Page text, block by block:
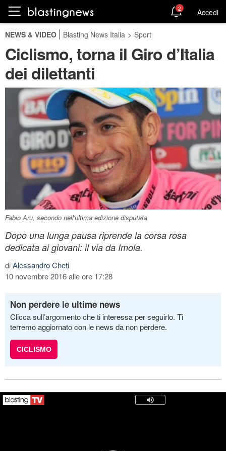
2 Accedi
NEWS & VIDEO Blasting News Italia > Sport
Ciclismo, torna il Giro d’Italia
dei dilettanti
Fabio Aru, secondo nell'ultima edizione disputata
Dopo una lunga pausa riprende la corsa rosa
dedicata ai giovani: il via da Imola.
diAlessandro Cheti
10 novembre 2016 alle ore 17:28
Non perdere le ultime news
Clicca sull’argomento che ti interessa per seguirlo. Ti
terremo aggiornato con le news da non perdere.
CICLISMO